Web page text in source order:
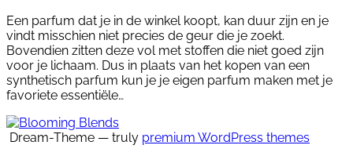
Een parfum dat je in de winkel koopt, kan duur zijn en je
vindt misschien niet precies de geur die je zoekt.
Bovendien zitten deze vol met stoffen die niet goed zijn
voor je lichaam. Dus in plaats van het kopen van een
synthetisch parfum kun je je eigen parfum maken met je
favoriete essentiële…
Dream-Theme — truly premium WordPress themes